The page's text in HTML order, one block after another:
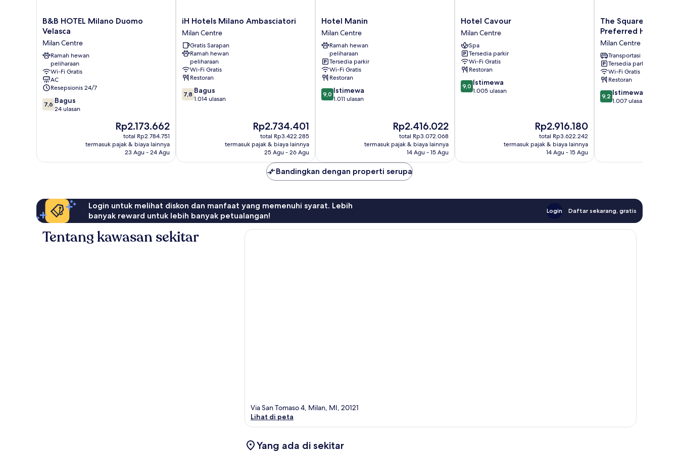
B&B
HOTEL
Duomo
Velasca
Milan
Centre
B&B HOTEL Milano Duomo
Velasca
Milan Centre
Ramah hewan
peliharaan
Wi-Fi Gratis
AC
Resepsionis 24/7
7.6
dari
7,6 Bagus
24 ulasan
Harga
sekarang
Rp2.173.662
Rp2.173.662
total Rp2.784.751
termasuk pajak & biaya lainnya
23 Agu - 24 Agu
iH
Hotels
Milano
Ambasciatori
Milan
Centre
iH Hotels Milano Ambasciatori
Milan Centre
Gratis Sarapan
Ramah hewan
peliharaan
Wi-Fi Gratis
Restoran
7.8
dari
7,8 Bagus
1.014 ulasan
Harga
sekarang
Rp2.734.401
Rp2.734.401
total Rp3.422.285
termasuk pajak & biaya lainnya
25 Agu - 26 Agu
Hotel
Manin
Milan
Centre
Hotel Manin
Milan Centre
Ramah hewan
peliharaan
Tersedia parkir
Wi-Fi Gratis
Restoran
9.0
dari
9,0 Istimewa
1.011 ulasan
Harga
sekarang
Rp2.416.022
Rp2.416.022
total Rp3.072.068
termasuk pajak & biaya lainnya
14 Agu - 15 Agu
Hotel
Cavour
Milan
Centre
Hotel Cavour
Milan Centre
Spa
Tersedia parkir
Wi-Fi Gratis
Restoran
9.0
dari
9,0 Istimewa
1.005 ulasan
Harga
sekarang
Rp2.916.180
Rp2.916.180
total Rp3.622.242
termasuk pajak & biaya lainnya
14 Agu - 15 Agu
The
Square
Duomo
-
Preferred
Hotels
&
Resorts
Milan
The Square Milano
Preferred Hotels &
Milan Centre
Transportasi bandara
Tersedia parkir
Wi-Fi Gratis
Restoran
9.2
dari
9,2 Istimewa
1.007 ulasan
Bandingkan dengan properti serupa
Login untuk melihat diskon dan manfaat yang memenuhi syarat. Lebih
banyak reward untuk lebih banyak petualangan!
Login Daftar sekarang, gratis
Tentang kawasan sekitar
Via San Tomaso 4, Milan, MI, 20121
Lihat di peta
Yang ada di sekitar